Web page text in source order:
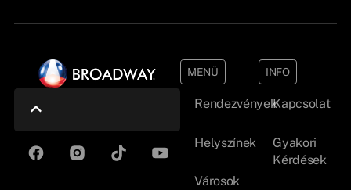
MENÜ
Rendezvények
Helyszínek
Városok
INFO
Kapcsolat
Gyakori
Kérdések